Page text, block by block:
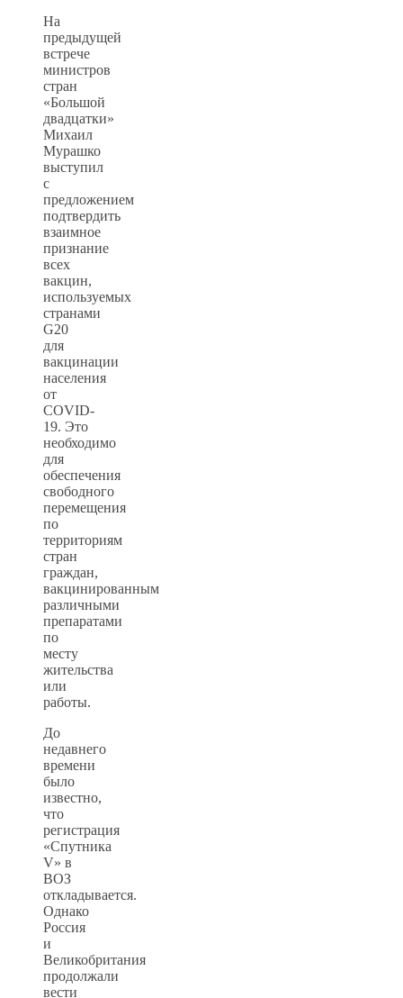
На
предыдущей
встрече
министров
стран
«Большой
двадцатки»
Михаил
Мурашко
выступил
с
предложением
подтвердить
взаимное
признание
всех
вакцин,
используемых
странами
G20
для
вакцинации
населения
от
COVID-
19. Это
необходимо
для
обеспечения
свободного
перемещения
по
территориям
стран
граждан,
вакцинированным
различными
препаратами
по
месту
жительства
или
работы.
До
недавнего
времени
было
известно,
что
регистрация
«Спутника
V» в
ВОЗ
откладывается.
Однако
Россия
и
Великобритания
продолжали
вести